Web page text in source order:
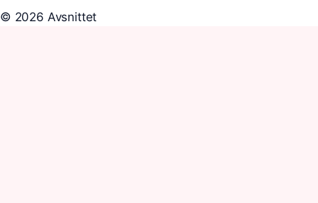
© 2026 Avsnittet